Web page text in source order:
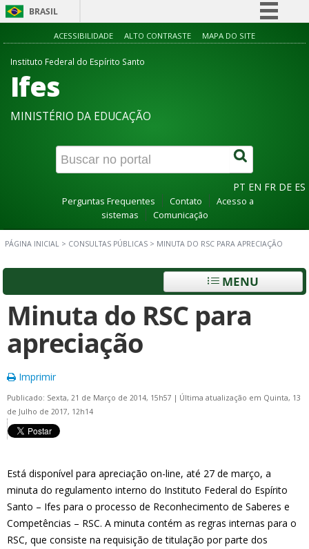
BRASIL
Simplifique!
Canais
ACESSIBILIDADE ALTO CONTRASTE MAPA DO SITE
Instituto Federal do Espírito Santo
Ifes
MINISTÉRIO DA EDUCAÇÃO
PT EN FR DE ES
Perguntas Frequentes Contato
Acesso a
sistemas
Comunicação
PÁGINA INICIAL > CONSULTAS PÚBLICAS > MINUTA DO RSC PARA APRECIAÇÃO
MENU
Minuta do RSC para
apreciação
Imprimir
Publicado: Sexta, 21 de Março de 2014, 15h57 | Última atualização em Quinta, 13
de Julho de 2017, 12h14
Está disponível para apreciação on-line, até 27 de março, a
minuta do regulamento interno do Instituto Federal do Espírito
Santo – Ifes para o processo de Reconhecimento de Saberes e
Competências – RSC. A minuta contém as regras internas para o
RSC, que consiste na requisição de titulação por parte dos